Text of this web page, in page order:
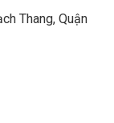
Thang, Quận